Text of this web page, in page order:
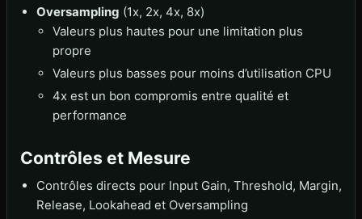
Oversampling (1x, 2x, 4x, 8x)
Valeurs plus hautes pour une limitation plus
propre
Valeurs plus basses pour moins d’utilisation CPU
4x est un bon compromis entre qualité et
performance
Contrôles et Mesure
Contrôles directs pour Input Gain, Threshold, Margin,
Release, Lookahead et Oversampling